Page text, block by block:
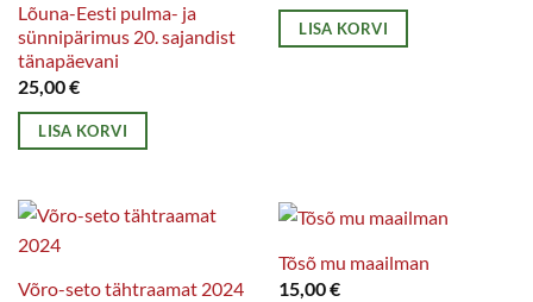
Lõuna-Eesti pulma- ja
sünnipärimus 20. sajandist
tänapäevani
25,00€
LISA KORVI
LISA KORVI
Võro-seto tähtraamat 2024
Tõsõ mu maailman
15,00€